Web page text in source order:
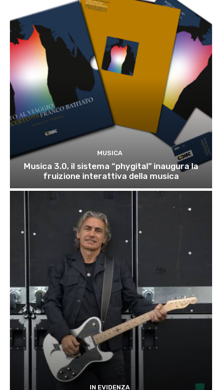
MUSICA
Musica 3.0, il sistema “phygital” inaugura la
fruizione interattiva della musica
IN EVIDENZA